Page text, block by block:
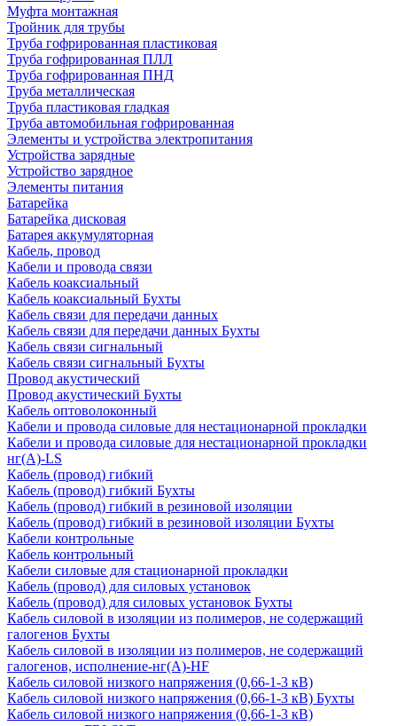
Муфта монтажная
Тройник для трубы
Труба гофрированная пластиковая
Труба гофрированная ПЛЛ
Труба гофрированная ПНД
Труба металлическая
Труба пластиковая гладкая
Труба автомобильная гофрированная
Элементы и устройства электропитания
Устройства зарядные
Устройство зарядное
Элементы питания
Батарейка
Батарейка дисковая
Батарея аккумуляторная
Кабель, провод
Кабели и провода связи
Кабель коаксиальный
Кабель коаксиальный Бухты
Кабель связи для передачи данных
Кабель связи для передачи данных Бухты
Кабель связи сигнальный
Кабель связи сигнальный Бухты
Провод акустический
Провод акустический Бухты
Кабель оптоволоконный
Кабели и провода силовые для нестационарной прокладки
Кабели и провода силовые для нестационарной прокладки
нг(А)-LS
Кабель (провод) гибкий
Кабель (провод) гибкий Бухты
Кабель (провод) гибкий в резиновой изоляции
Кабель (провод) гибкий в резиновой изоляции Бухты
Кабели контрольные
Кабель контрольный
Кабели силовые для стационарной прокладки
Кабель (провод) для силовых установок
Кабель (провод) для силовых установок Бухты
Кабель силовой в изоляции из полимеров, не содержащий
галогенов Бухты
Кабель силовой в изоляции из полимеров, не содержащий
галогенов, исполнение-нг(А)-HF
Кабель силовой низкого напряжения (0,66-1-3 кВ)
Кабель силовой низкого напряжения (0,66-1-3 кВ) Бухты
Кабель силовой низкого напряжения (0,66-1-3 кВ)